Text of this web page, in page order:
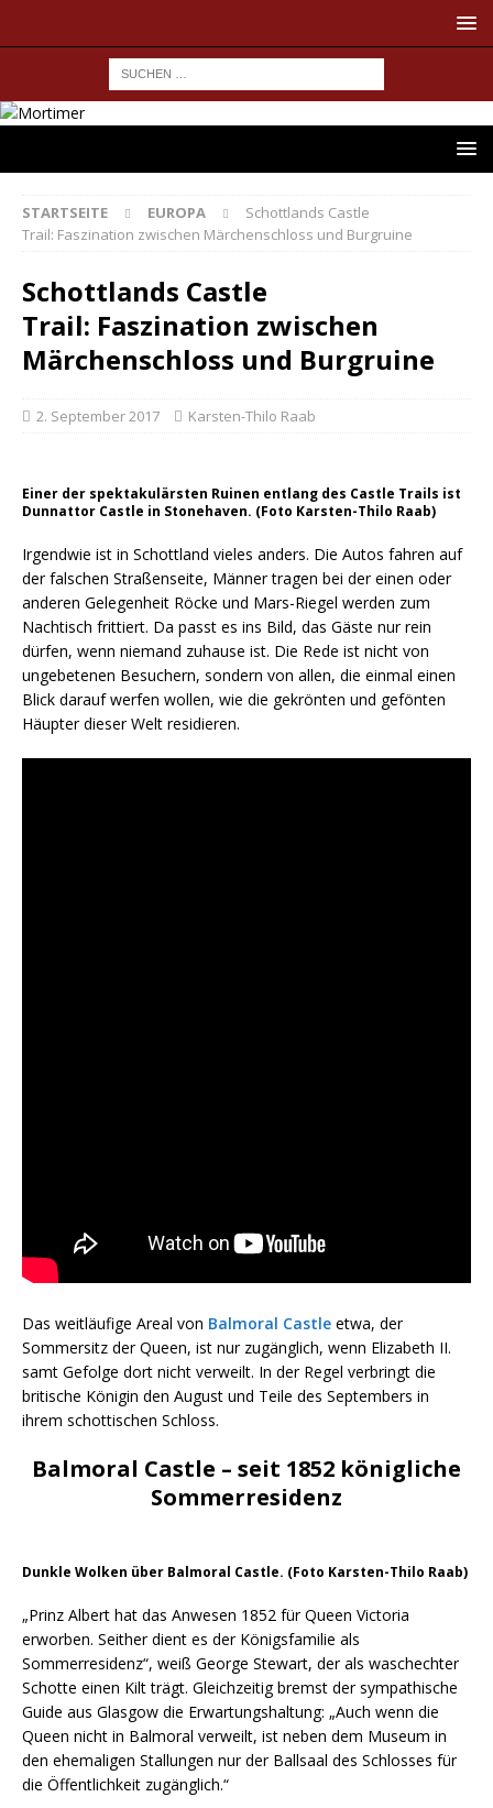
STARTSEITE EUROPA
Schottlands Castle
Trail: Faszination zwischen Märchenschloss und Burgruine
Schottlands Castle
Trail: Faszination zwischen
Märchenschloss und Burgruine
2. September 2017 Karsten-Thilo Raab
Einer der spektakulärsten Ruinen entlang des Castle Trails ist
Dunnattor Castle in Stonehaven. (Foto Karsten-Thilo Raab)
Irgendwie ist in Schottland vieles anders. Die Autos fahren auf
der falschen Straßenseite, Männer tragen bei der einen oder
anderen Gelegenheit Röcke und Mars-Riegel werden zum
Nachtisch frittiert. Da passt es ins Bild, das Gäste nur rein
dürfen, wenn niemand zuhause ist. Die Rede ist nicht von
ungebetenen Besuchern, sondern von allen, die einmal einen
Blick darauf werfen wollen, wie die gekrönten und gefönten
Häupter dieser Welt residieren.
Das weitläufige Areal von Balmoral Castle etwa, der
Sommersitz der Queen, ist nur zugänglich, wenn Elizabeth II.
samt Gefolge dort nicht verweilt. In der Regel verbringt die
britische Königin den August und Teile des Septembers in
ihrem schottischen Schloss.
Balmoral Castle – seit 1852 königliche
Sommerresidenz
Dunkle Wolken über Balmoral Castle. (Foto Karsten-Thilo Raab)
„Prinz Albert hat das Anwesen 1852 für Queen Victoria
erworben. Seither dient es der Königsfamilie als
Sommerresidenz“, weiß George Stewart, der als waschechter
Schotte einen Kilt trägt. Gleichzeitig bremst der sympathische
Guide aus Glasgow die Erwartungshaltung: „Auch wenn die
Queen nicht in Balmoral verweilt, ist neben dem Museum in
den ehemaligen Stallungen nur der Ballsaal des Schlosses für
die Öffentlichkeit zugänglich.“